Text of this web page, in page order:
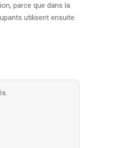
parce que dans la
utilisent ensuite